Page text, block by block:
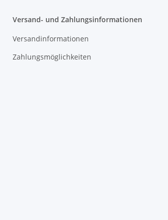
Versand- und Zahlungsinformationen
Versandinformationen
Zahlungsmöglichkeiten